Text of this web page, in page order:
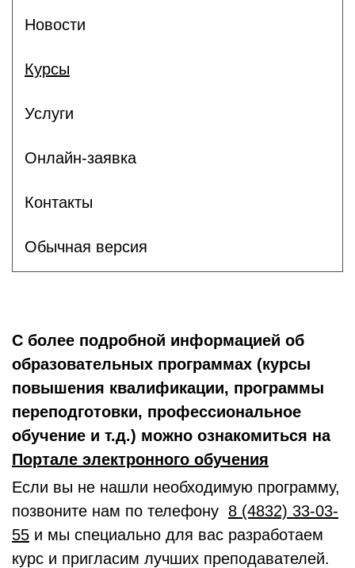
Новости
Курсы
Услуги
Онлайн-заявка
Контакты
Обычная версия
С более подробной информацией об
образовательных программах (курсы
повышения квалификации, программы
переподготовки, профессиональное
обучение и т.д.) можно ознакомиться на
Портале электронного обучения
Если вы не нашли необходимую программу,
позвоните нам по телефону 8 (4832) 33-03-
55 и мы специально для вас разработаем
курс и пригласим лучших преподавателей.